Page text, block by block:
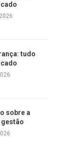
tudo
sobre a
gestão